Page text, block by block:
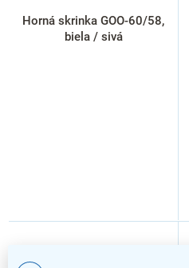
Horná skrinka GOO-60/58,
biela / sivá